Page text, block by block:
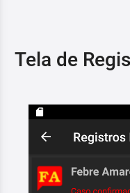
Tela de